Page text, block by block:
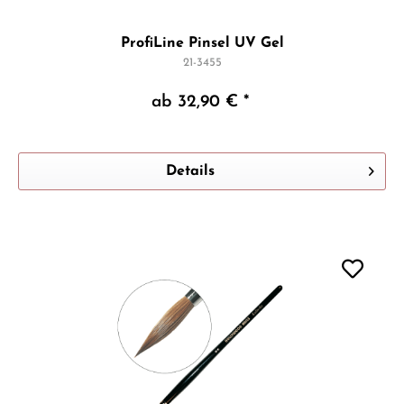
ProfiLine Pinsel UV Gel
21-3455
ab 32,90 € *
Details